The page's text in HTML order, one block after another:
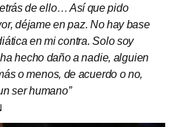
de ello… Así que pido
déjame en paz. No hay base
en mi contra. Solo soy
hecho daño a nadie, alguien
o menos, de acuerdo o no,
ser humano”